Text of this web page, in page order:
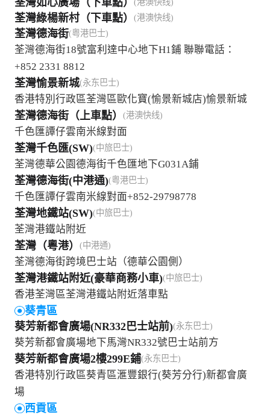
(港澳快线)
荃灣綠楊新村（下車點） (港澳快线)
荃灣德海街(粤港巴士)
荃灣德海街18號富利達中心地下H1鋪 聯聯電話：
+852 2331 8812
荃灣愉景新城(永东巴士)
香港特別行政區荃灣區歐化寶(愉景新城店)愉景新城
荃灣德海街（上車點） (港澳快线)
千色匯譚仔雲南米線對面
荃灣千色匯(SW)(中旅巴士)
荃灣德華公園德海街千色匯地下G031A鋪
荃灣德海街(中港通)(粤港巴士)
千色匯譚仔雲南米線對面+852-29798778
荃灣地鐵站(SW)(中旅巴士)
荃灣港鐵站附近
荃灣（粵港） (中港通)
荃灣德海街跨境巴士站（德華公園側）
荃灣港鐵站附近(豪華商務小車)(中旅巴士)
香港荃灣區荃灣港鐵站附近落車點
葵青區
葵芳新都會廣場(NR332巴士站前)(永东巴士)
葵芳新都會廣場地下馬灣NR332號巴士站前方
葵芳新都會廣場2樓299E鋪(永东巴士)
香港特別行政區葵青區滙豐銀行(葵芳分行)新都會廣
場
西貢區